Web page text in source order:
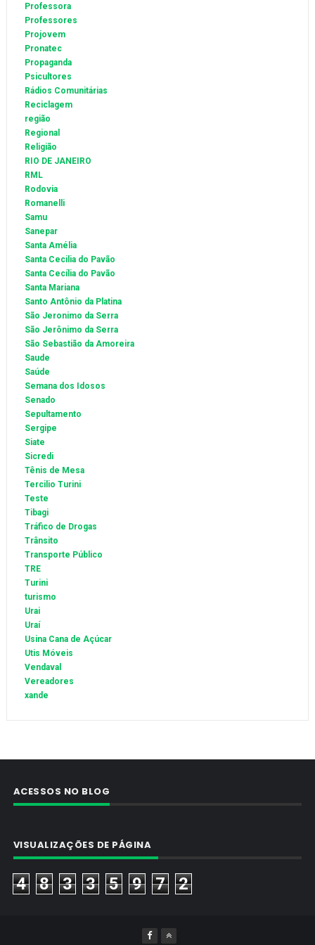
Professora
Professores
Projovem
Pronatec
Propaganda
Psicultores
Rádios Comunitárias
Reciclagem
região
Regional
Religião
RIO DE JANEIRO
RML
Rodovia
Romanelli
Samu
Sanepar
Santa Amélia
Santa Cecilia do Pavão
Santa Cecília do Pavão
Santa Mariana
Santo Antônio da Platina
São Jeronimo da Serra
São Jerônimo da Serra
São Sebastião da Amoreira
Saude
Saúde
Semana dos Idosos
Senado
Sepultamento
Sergipe
Siate
Sicredi
Tênis de Mesa
Tercilio Turini
Teste
Tibagi
Tráfico de Drogas
Trânsito
Transporte Público
TRE
Turini
turismo
Urai
Uraí
Usina Cana de Açúcar
Utis Móveis
Vendaval
Vereadores
xande
ACESSOS NO BLOG
VISUALIZAÇÕES DE PÁGINA
4 8 3 3 5 9 7 2